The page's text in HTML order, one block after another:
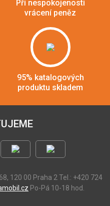
Při nespokojenosti
vrácení peněz
95% katalogových
produktu skladem
120 00 Praha 2 Tel.: +420 724
Po-Pá 10-18 hod.